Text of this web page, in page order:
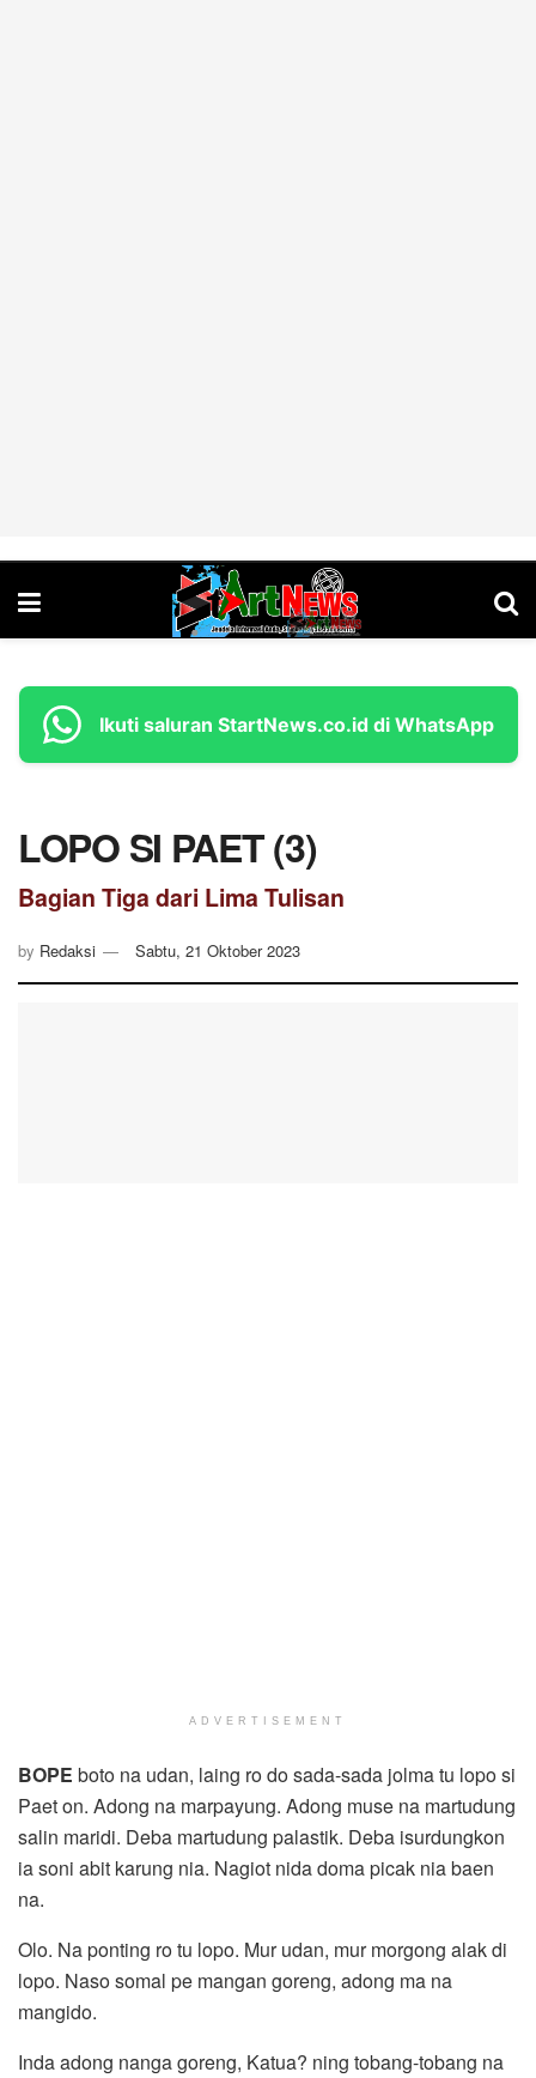
Ikuti saluran StartNews.co.id di WhatsApp
LOPO SI PAET (3)
Bagian Tiga dari Lima Tulisan
by Redaksi Sabtu, 21 Oktober 2023
ADVERTISEMENT
BOPE boto na udan, laing ro do sada-sada jolma tu lopo si
Paet on. Adong na marpayung. Adong muse na martudung
salin maridi. Deba martudung palastik. Deba isurdungkon
ia soni abit karung nia. Nagiot nida doma picak nia baen
na.
Olo. Na ponting ro tu lopo. Mur udan, mur morgong alak di
lopo. Naso somal pe mangan goreng, adong ma na
mangido.
Inda adong nanga goreng, Katua? ning tobang-tobang na